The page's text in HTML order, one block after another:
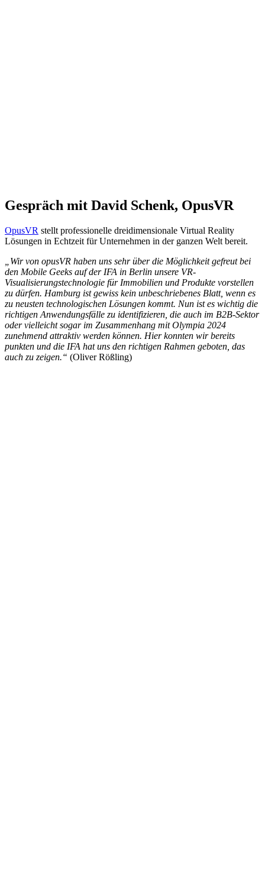
Gespräch mit David Schenk, OpusVR
OpusVR stellt professionelle dreidimensionale Virtual Reality
Lösungen in Echtzeit für Unternehmen in der ganzen Welt bereit.
„Wir von opusVR haben uns sehr über die Möglichkeit gefreut bei
den Mobile Geeks auf der IFA in Berlin unsere VR-
Visualisierungstechnologie für Immobilien und Produkte vorstellen
zu dürfen. Hamburg ist gewiss kein unbeschriebenes Blatt, wenn es
zu neusten technologischen Lösungen kommt. Nun ist es wichtig die
richtigen Anwendungsfälle zu identifizieren, die auch im B2B-Sektor
oder vielleicht sogar im Zusammenhang mit Olympia 2024
zunehmend attraktiv werden können. Hier konnten wir bereits
punkten und die IFA hat uns den richtigen Rahmen geboten, das
auch zu zeigen.“ (Oliver Rößling)